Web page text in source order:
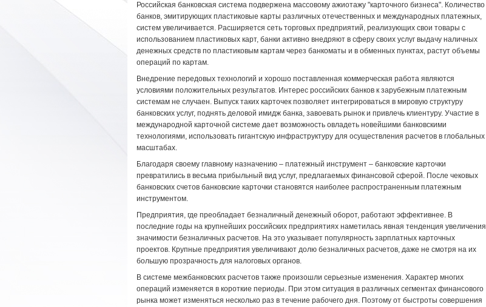
Российская банковская система подвержена массовому ажиотажу "карточного бизнеса". Количество
банков, эмитирующих пластиковые карты различных отечественных и международных платежных,
систем увеличивается. Расширяется сеть торговых предприятий, реализующих свои товары с
использованием пластиковых карт, банки активно внедряют в сферу своих услуг выдачу наличных
денежных средств по пластиковым картам через банкоматы и в обменных пунктах, растут объемы
операций по картам.
Внедрение передовых технологий и хорошо поставленная коммерческая работа являются
условиями положительных результатов. Интерес российских банков к зарубежным платежным
системам не случаен. Выпуск таких карточек позволяет интегрироваться в мировую структуру
банковских услуг, поднять деловой имидж банка, завоевать рынок и привлечь клиентуру. Участие в
международной карточной системе дает возможность овладеть новейшими банковскими
технологиями, использовать гигантскую инфраструктуру для осуществления расчетов в глобальных
масштабах.
Благодаря своему главному назначению – платежный инструмент – банковские карточки
превратились в весьма прибыльный вид услуг, предлагаемых финансовой сферой. После чековых
банковских счетов банковские карточки становятся наиболее распространенным платежным
инструментом.
Предприятия, где преобладает безналичный денежный оборот, работают эффективнее. В
последние годы на крупнейших российских предприятиях наметилась явная тенденция увеличения
значимости безналичных расчетов. На это указывает популярность зарплатных карточных
проектов. Крупные предприятия увеличивают долю безналичных расчетов, даже не смотря на их
большую прозрачность для налоговых органов.
В системе межбанковских расчетов также произошли серьезные изменения. Характер многих
операций изменяется в короткие периоды. При этом ситуация в различных сегментах финансового
рынка может изменяться несколько раз в течение рабочего дня. Поэтому от быстроты совершения